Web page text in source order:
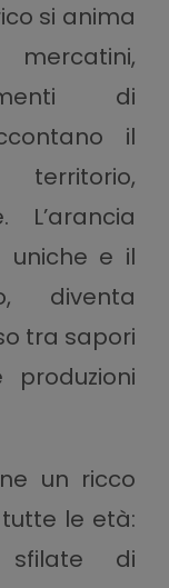
si anima
di
il
L’arancia
uniche e il
diventa
tra sapori
un ricco
le età:
sfilate di